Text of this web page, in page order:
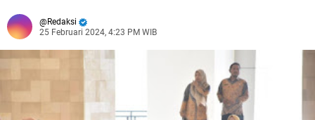
Redaksi
25 Februari 2024, 4:23 PM WIB